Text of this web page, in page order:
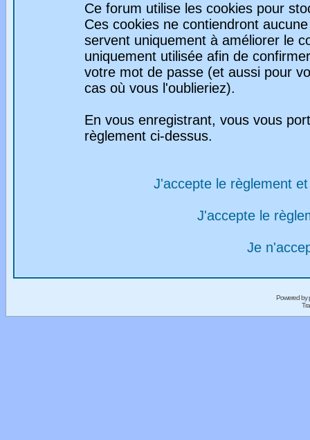
Ce forum utilise les cookies pour
Ces cookies ne contiendront
servent uniquement à améliorer le
uniquement utilisée afin de
votre mot de passe (et aussi pour
cas où vous l'oublieriez).
En vous enregistrant, vous vous
règlement ci-dessus.
J'accepte le règlement
J'accepte le
Je
Powered by